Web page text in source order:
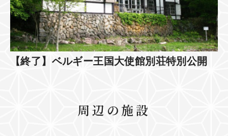
【終了】ベルギー王国大使館別荘特別公開
周辺の施設